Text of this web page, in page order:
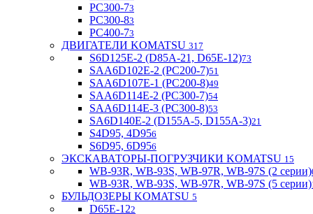
PC300-73
PC300-83
PC400-73
ДВИГАТЕЛИ KOMATSU 317
S6D125E-2 (D85A-21, D65E-12)73
SAA6D102E-2 (PC200-7)51
SAA6D107E-1 (PC200-8)49
SAA6D114E-2 (PC300-7)54
SAA6D114E-3 (PC300-8)53
SA6D140E-2 (D155A-5, D155A-3)21
S4D95, 4D956
S6D95, 6D956
ЭКСКАВАТОРЫ-ПОГРУЗЧИКИ KOMATSU 15
WB-93R, WB-93S, WB-97R, WB-97S (2 серии)
WB-93R, WB-93S, WB-97R, WB-97S (5 серии)
БУЛЬДОЗЕРЫ KOMATSU 5
D65E-122